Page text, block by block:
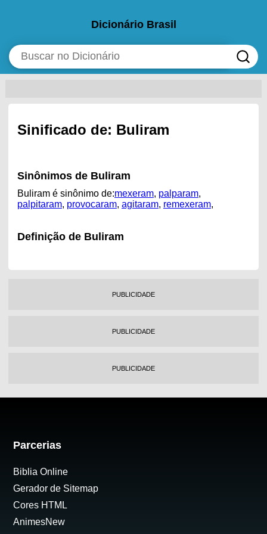
Dicionário Brasil
Sinificado de: Buliram
Sinônimos de Buliram
Buliram é sinônimo de:mexeram, palparam,
palpitaram, provocaram, agitaram, remexeram,
Definição de Buliram
PUBLICIDADE
PUBLICIDADE
PUBLICIDADE
Parcerias
Biblia Online
Gerador de Sitemap
Cores HTML
AnimesNew